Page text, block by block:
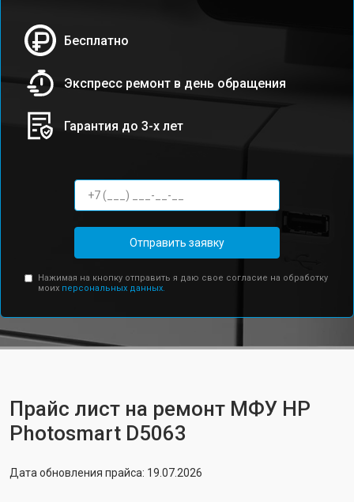
Бесплатно
Экспресс ремонт в день обращения
Гарантия до 3-х лет
Отправить заявку
Нажимая на кнопку отправить я даю свое согласие на обработку
моих персональных данных.
Прайс лист на ремонт МФУ HP
Photosmart D5063
Дата обновления прайса: 19.07.2026